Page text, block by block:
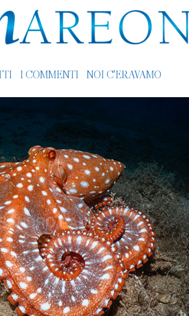
I COMMENTI NOI C'ERAVAMO